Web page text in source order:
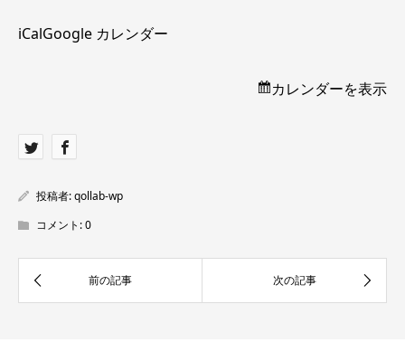
iCalGoogle カレンダー
カレンダーを表示
投稿者:qollab-wp
コメント:0